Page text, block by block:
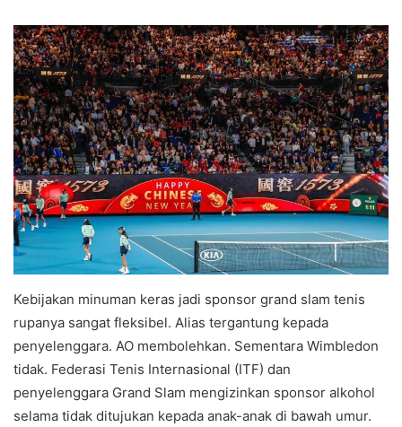
Kebijakan minuman keras jadi sponsor grand slam tenis
rupanya sangat fleksibel. Alias tergantung kepada
penyelenggara. AO membolehkan. Sementara Wimbledon
tidak. Federasi Tenis Internasional (ITF) dan
penyelenggara Grand Slam mengizinkan sponsor alkohol
selama tidak ditujukan kepada anak-anak di bawah umur.